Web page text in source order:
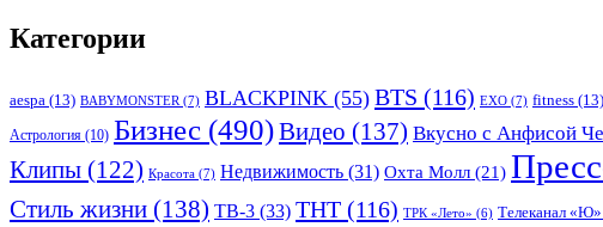
Категории
aespa (13) BABYMONSTER (7) BLACKPINK (55) BTS (116) EXO (7) fitness (13)
Астрология (10) Бизнес (490)Видео (137) Вкусно с Анфисой
Клипы (122) Красота (7) Недвижимость (31) Охта Молл (21)
Стиль жизни (138) ТВ-3 (33) ТНТ (116) ТРК «Лето» (6) Телеканал «Ю»